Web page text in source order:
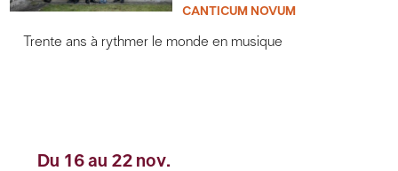
CANTICUM NOVUM
Trente ans à rythmer le monde en musique
Du 16 au 22 nov.